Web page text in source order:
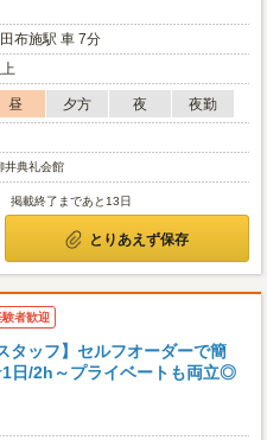
布施駅 車 7分
昼 夕方 夜
夜勤
井典礼会館
掲載終了まであと13日
とりあえず保存
者歓迎
タッフ】セルフオーダーで簡
日/2h～プライベートも両立◎